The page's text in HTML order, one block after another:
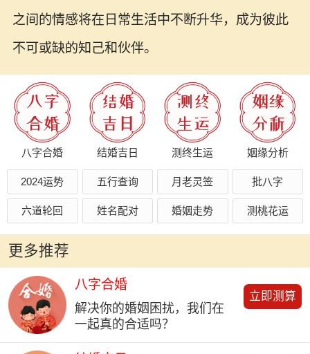
之间的情感将在日常生活中不断升华，成为彼此
不可或缺的知己和伙伴。
八字合婚 结婚吉日 测终生运 姻缘分析
2024运势 五行查询 月老灵签 批八字
六道轮回 姓名配对 婚姻走势 测桃花运
更多推荐
八字合婚
解决你的婚姻困扰，我们在
一起真的合适吗？
立即测算